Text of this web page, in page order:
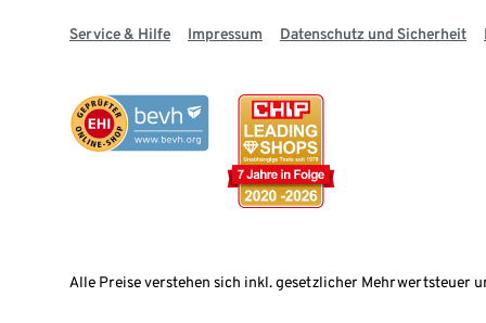
Service & Hilfe Impressum Datenschutz und Sicherheit
Alle Preise verstehen sich inkl. gesetzlicher Mehrwertsteuer